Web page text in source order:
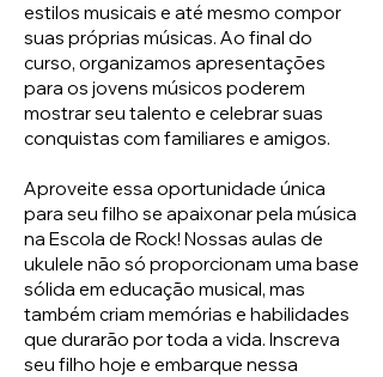
estilos musicais e até mesmo compor
suas próprias músicas. Ao final do
curso, organizamos apresentações
para os jovens músicos poderem
mostrar seu talento e celebrar suas
conquistas com familiares e amigos.
Aproveite essa oportunidade única
para seu filho se apaixonar pela música
na Escola de Rock! Nossas aulas de
ukulele não só proporcionam uma base
sólida em educação musical, mas
também criam memórias e habilidades
que durarão por toda a vida. Inscreva
seu filho hoje e embarque nessa